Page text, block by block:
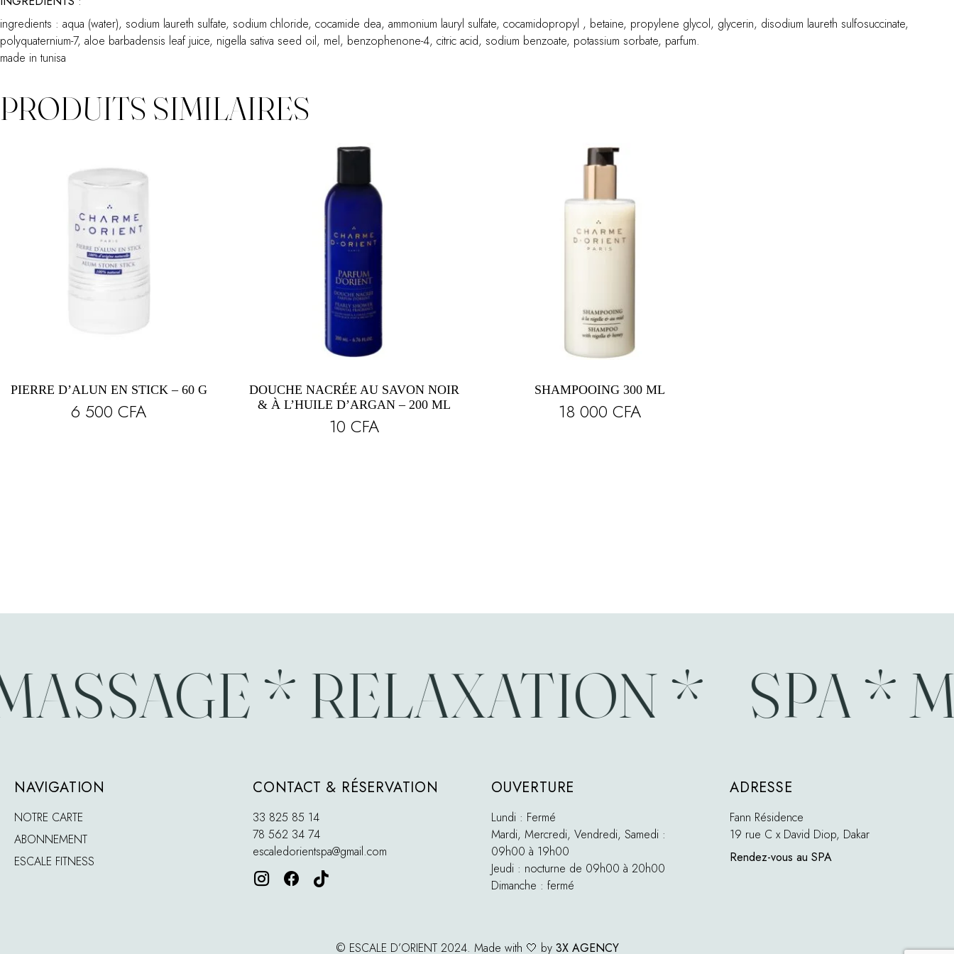
ingredients : aqua (water), sodium laureth sulfate, sodium chloride, cocamide dea, ammonium lauryl sulfate, cocamidopropyl , betaine, propylene glycol, glycerin, disodium laureth sulfosuccinate,
polyquaternium-7, aloe barbadensis leaf juice, nigella sativa seed oil, mel, benzophenone-4, citric acid, sodium benzoate, potassium sorbate, parfum.
made in tunisa
PRODUITS SIMILAIRES
PIERRE D’ALUN EN STICK – 60 G
6 500 CFA
DOUCHE NACRÉE AU SAVON NOIR
& À L’HUILE D’ARGAN – 200 ML
10 CFA
SHAMPOOING 300 ML
18 000 CFA
* RELAXATION * SPA *
NAVIGATION
NOTRE CARTE
ABONNEMENT
ESCALE FITNESS
CONTACT & RÉSERVATION
33 825 85 14
78 562 34 74
escaledorientspa@gmail.com
OUVERTURE
Lundi : Fermé
Mardi, Mercredi, Vendredi, Samedi :
09h00 à 19h00
Jeudi : nocturne de 09h00 à 20h00
Dimanche : fermé
ADRESSE
Fann Résidence
19 rue C x David Diop, Dakar
Rendez-vous au SPA
© ESCALE D’ORIENT 2024. Made with 🤍 by 3X AGENCY